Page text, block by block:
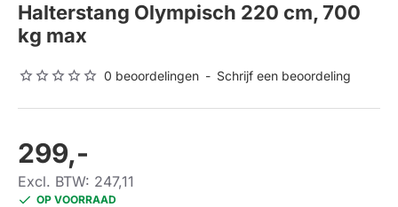
Halterstang Olympisch 220 cm, 700
kg max
0 beoordelingen - Schrijf een beoordeling
299,-
Excl. BTW: 247,11
OP VOORRAAD